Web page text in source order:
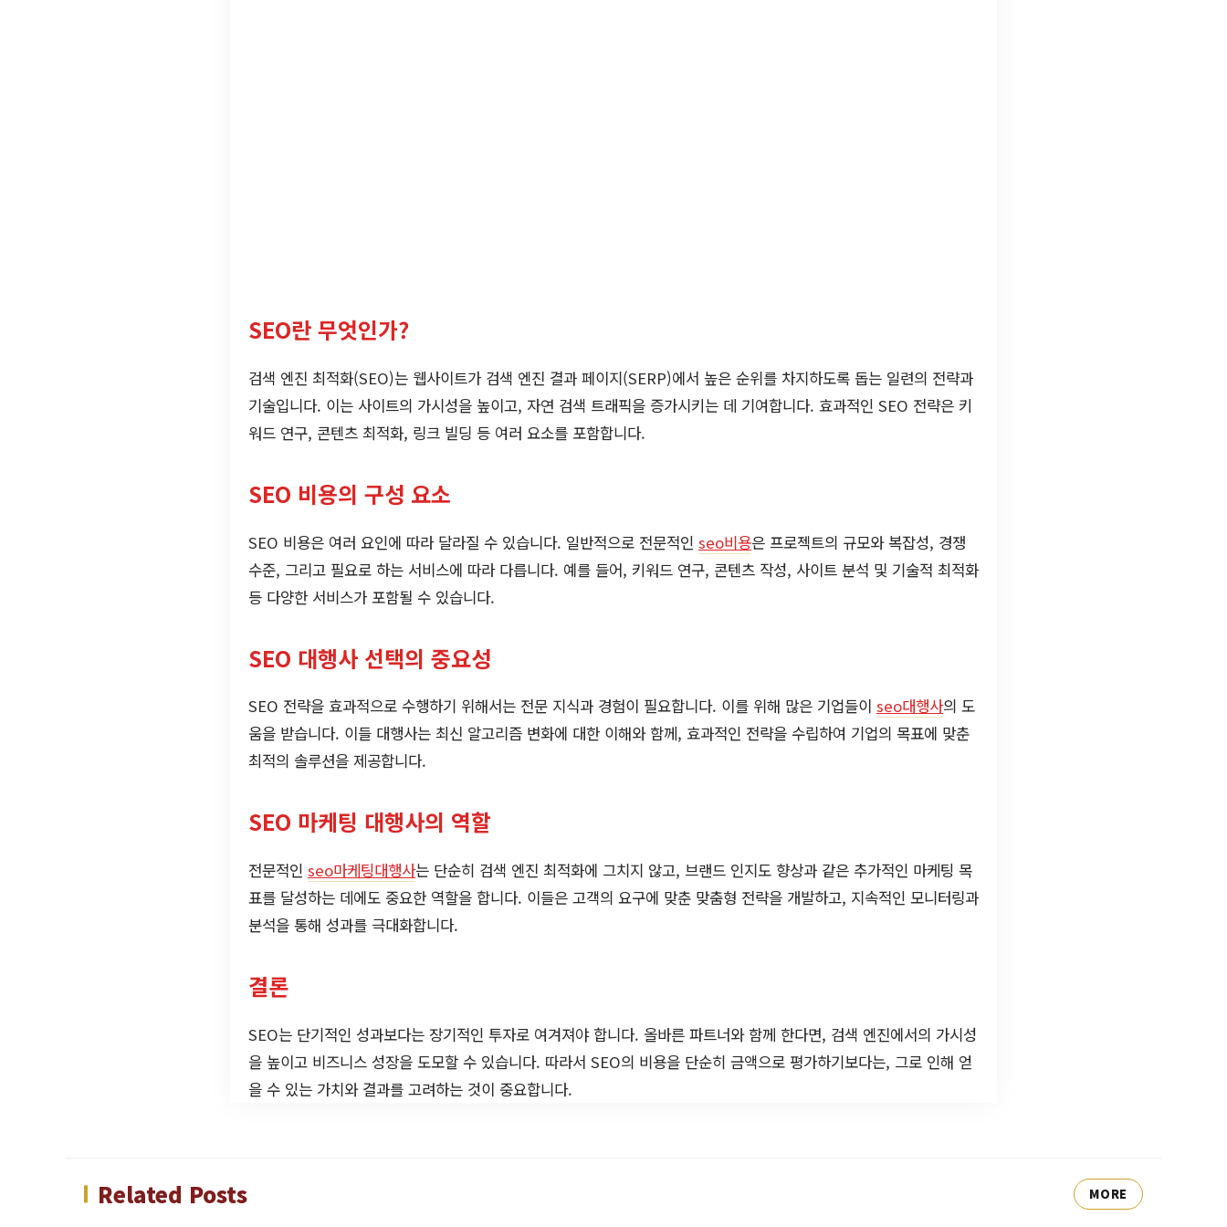
SEO란 무엇인가?
검색 엔진 최적화(SEO)는 웹사이트가 검색 엔진 결과 페이지(SERP)에서 높은 순위를 차지하도록 돕는 일련의 전략과
기술입니다. 이는 사이트의 가시성을 높이고, 자연 검색 트래픽을 증가시키는 데 기여합니다. 효과적인 SEO 전략은 키
워드 연구, 콘텐츠 최적화, 링크 빌딩 등 여러 요소를 포함합니다.
SEO 비용의 구성 요소
SEO 비용은 여러 요인에 따라 달라질 수 있습니다. 일반적으로 전문적인 seo비용은 프로젝트의 규모와 복잡성, 경쟁
수준, 그리고 필요로 하는 서비스에 따라 다릅니다. 예를 들어, 키워드 연구, 콘텐츠 작성, 사이트 분석 및 기술적 최적화
등 다양한 서비스가 포함될 수 있습니다.
SEO 대행사 선택의 중요성
SEO 전략을 효과적으로 수행하기 위해서는 전문 지식과 경험이 필요합니다. 이를 위해 많은 기업들이 seo대행사의 도
움을 받습니다. 이들 대행사는 최신 알고리즘 변화에 대한 이해와 함께, 효과적인 전략을 수립하여 기업의 목표에 맞춘
최적의 솔루션을 제공합니다.
SEO 마케팅 대행사의 역할
전문적인 seo마케팅대행사는 단순히 검색 엔진 최적화에 그치지 않고, 브랜드 인지도 향상과 같은 추가적인 마케팅 목
표를 달성하는 데에도 중요한 역할을 합니다. 이들은 고객의 요구에 맞춘 맞춤형 전략을 개발하고, 지속적인 모니터링과
분석을 통해 성과를 극대화합니다.
결론
SEO는 단기적인 성과보다는 장기적인 투자로 여겨져야 합니다. 올바른 파트너와 함께 한다면, 검색 엔진에서의 가시성
을 높이고 비즈니스 성장을 도모할 수 있습니다. 따라서 SEO의 비용을 단순히 금액으로 평가하기보다는, 그로 인해 얻
을 수 있는 가치와 결과를 고려하는 것이 중요합니다.
Related Posts MORE